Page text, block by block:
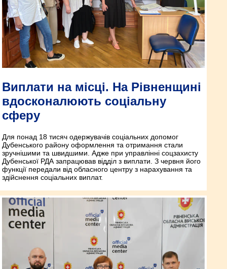
Виплати на місці. На Рівненщині
вдосконалюють соціальну
сферу
Для понад 18 тисяч одержувачів соціальних допомог
Дубенського району оформлення та отримання стали
зручнішими та швидшими. Адже при управлінні соцзахисту
Дубенської РДА запрацював відділ з виплати. З червня його
функції передали від обласного центру з нарахування та
здійснення соціальних виплат.